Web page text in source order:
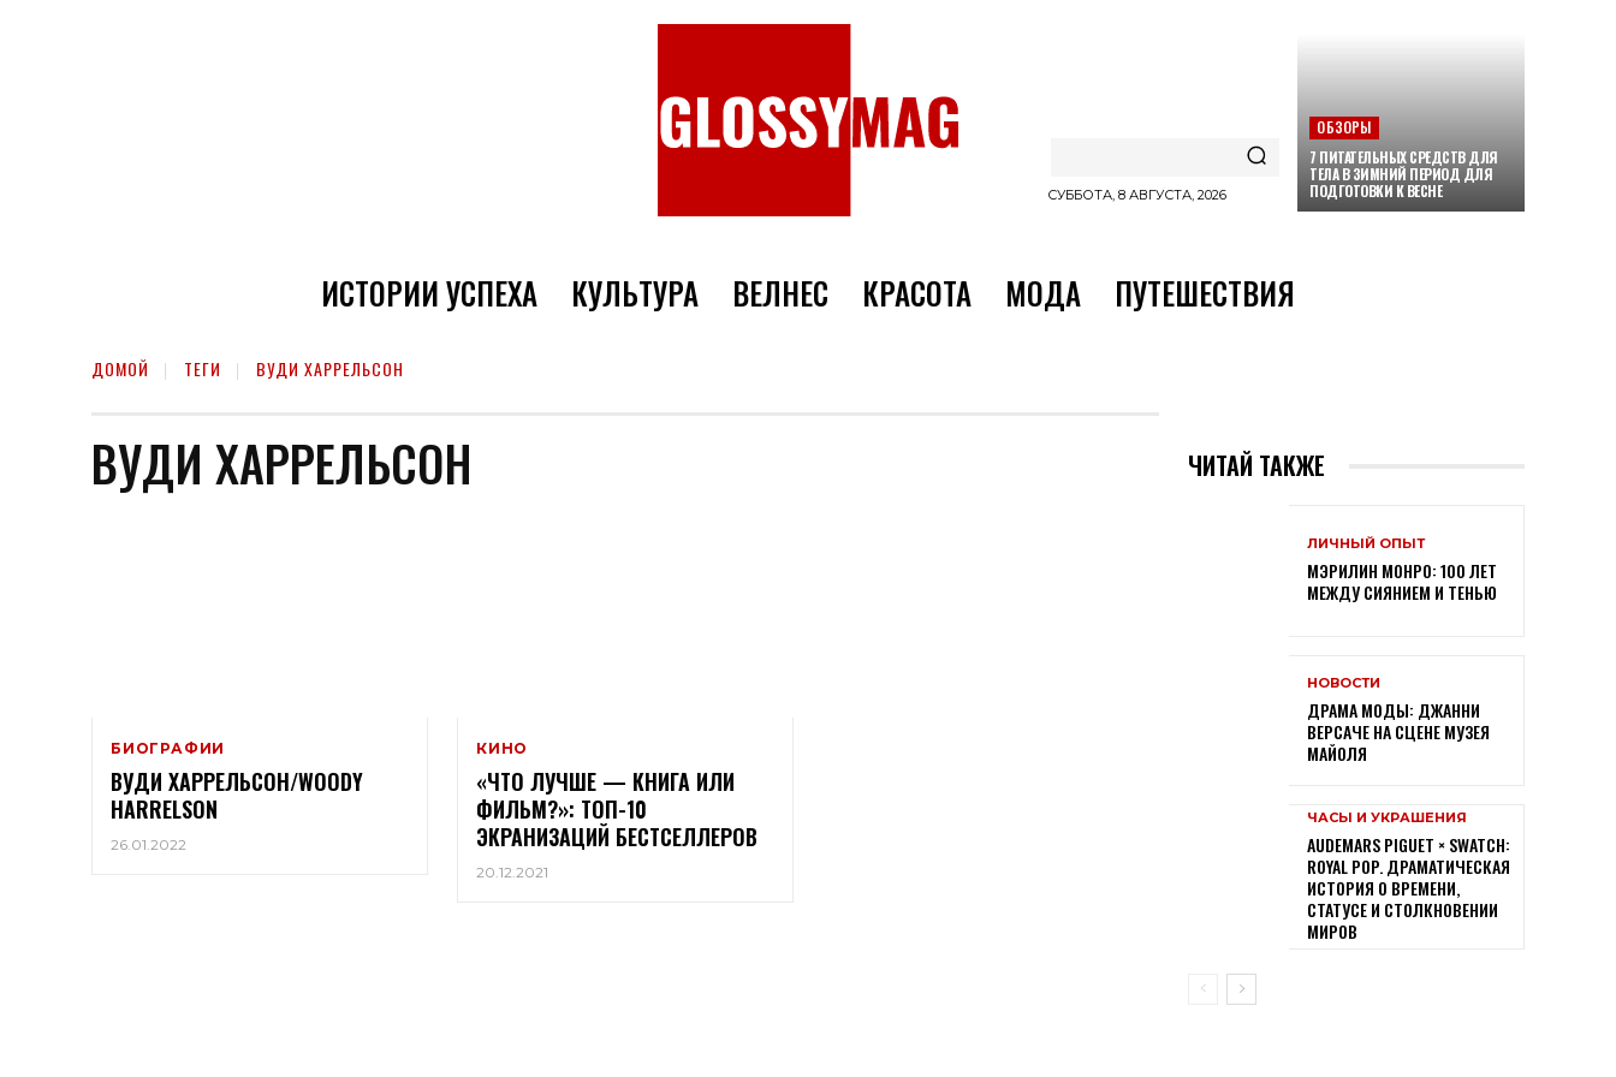
СУББОТА, 8 АВГУСТА, 2026
ОБЗОРЫ
7 ПИТАТЕЛЬНЫХ СРЕДСТВ ДЛЯ
ТЕЛА В ЗИМНИЙ ПЕРИОД ДЛЯ
ПОДГОТОВКИ К ВЕСНЕ
ИСТОРИИ УСПЕХА КУЛЬТУРА ВЕЛНЕС КРАСОТА МОДА ПУТЕШЕСТВИЯ
ДОМОЙ ТЕГИ ВУДИ ХАРРЕЛЬСОН
ВУДИ ХАРРЕЛЬСОН
БИОГРАФИИ
ВУДИ ХАРРЕЛЬСОН/WOODY
HARRELSON
26.01.2022
КИНО
«ЧТО ЛУЧШЕ — КНИГА ИЛИ
ФИЛЬМ?»: ТОП-10
ЭКРАНИЗАЦИЙ БЕСТСЕЛЛЕРОВ
20.12.2021
ЧИТАЙ ТАКЖЕ
ЛИЧНЫЙ ОПЫТ
МЭРИЛИН МОНРО: 100 ЛЕТ
МЕЖДУ СИЯНИЕМ И ТЕНЬЮ
НОВОСТИ
ДРАМА МОДЫ: ДЖАННИ
ВЕРСАЧЕ НА СЦЕНЕ МУЗЕЯ
МАЙОЛЯ
ЧАСЫ И УКРАШЕНИЯ
AUDEMARS PIGUET × SWATCH:
ROYAL POP. ДРАМАТИЧЕСКАЯ
ИСТОРИЯ О ВРЕМЕНИ,
СТАТУСЕ И СТОЛКНОВЕНИИ
МИРОВ